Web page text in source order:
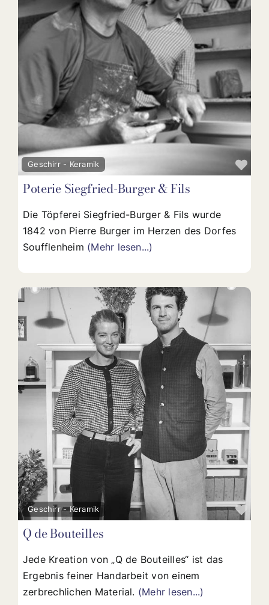
Geschirr - Keramik
Poterie Siegfried-Burger & Fils
Die Töpferei Siegfried-Burger & Fils wurde
1842 von Pierre Burger im Herzen des Dorfes
Soufflenheim (Mehr lesen...)
Geschirr - Keramik
Q de Bouteilles
Jede Kreation von „Q de Bouteilles“ ist das
Ergebnis feiner Handarbeit von einem
zerbrechlichen Material. (Mehr lesen...)